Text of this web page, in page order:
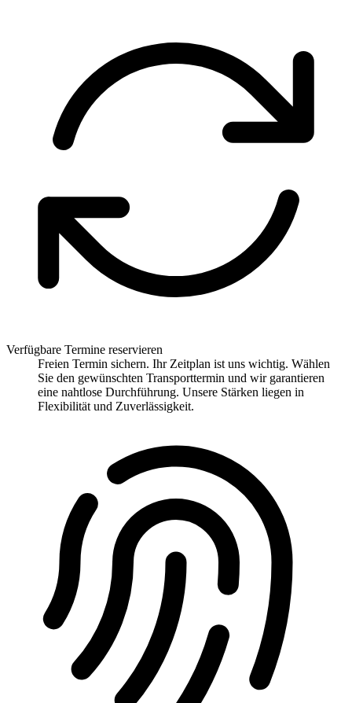
Verfügbare Termine reservieren
Freien Termin sichern. Ihr Zeitplan ist uns wichtig. Wählen
Sie den gewünschten Transporttermin und wir garantieren
eine nahtlose Durchführung. Unsere Stärken liegen in
Flexibilität und Zuverlässigkeit.